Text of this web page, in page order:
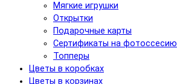
Мягкие игрушки
Открытки
Подарочные карты
Сертификаты на фотоссесию
Топперы
Цветы в коробках
Цветы в корзинах